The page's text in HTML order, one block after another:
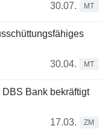
30.07.
MT
30.04.
MT
Bank bekräftigt
17.03.
ZM